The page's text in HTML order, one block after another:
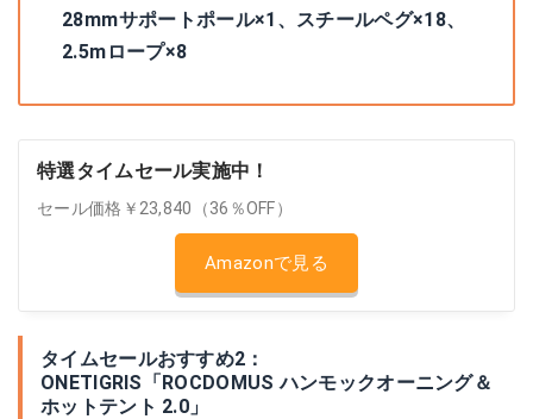
28mmサポートポール×1、スチールペグ×18、
2.5mロープ×8
特選タイムセール実施中！
セール価格￥23,840（36％OFF）
Amazonで見る
タイムセールおすすめ2：
ONETIGRIS「ROCDOMUS ハンモックオーニング＆
ホットテント 2.0」